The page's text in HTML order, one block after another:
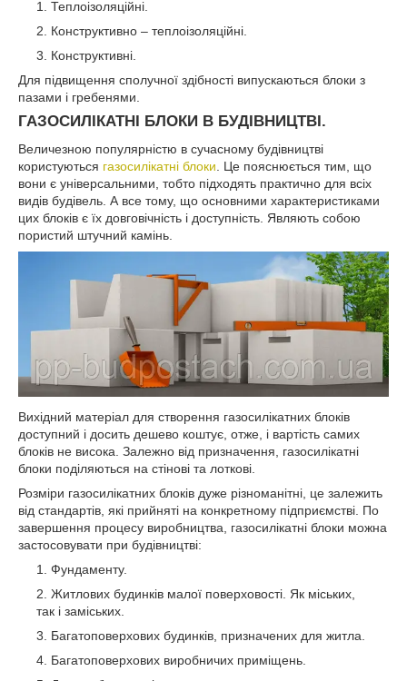
Теплоізоляційні.
Конструктивно – теплоізоляційні.
Конструктивні.
Для підвищення сполучної здібності випускаються блоки з
пазами і гребенями.
ГАЗОСИЛІКАТНІ БЛОКИ В БУДІВНИЦТВІ.
Величезною популярністю в сучасному будівництві
користуються газосилікатні блоки . Це пояснюється тим, що
вони є універсальними, тобто підходять практично для всіх
видів будівель. А все тому, що основними характеристиками
цих блоків є їх довговічність і доступність. Являють собою
пористий штучний камінь.
Вихідний матеріал для створення газосилікатних блоків
доступний і досить дешево коштує, отже, і вартість самих
блоків не висока. Залежно від призначення, газосилікатні
блоки поділяються на стінові та лоткові.
Розміри газосилікатних блоків дуже різноманітні, це залежить
від стандартів, які прийняті на конкретному підприємстві. По
завершення процесу виробництва, газосилікатні блоки можна
застосовувати при будівництві:
Фундаменту.
Житлових будинків малої поверховості. Як міських,
так і заміських.
Багатоповерхових будинків, призначених для житла.
Багатоповерхових виробничих приміщень.